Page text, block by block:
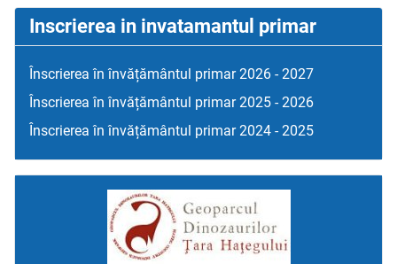
Inscrierea in invatamantul primar
Înscrierea în învățământul primar 2026 - 2027
Înscrierea în învățământul primar 2025 - 2026
Înscrierea în învățământul primar 2024 - 2025